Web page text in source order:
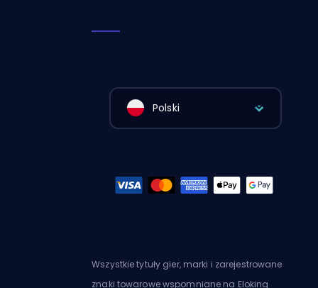
Polski
Wszystkie tytuły gier, marki i zarejestrowane
znaki towarowe wspomniane na Eloking